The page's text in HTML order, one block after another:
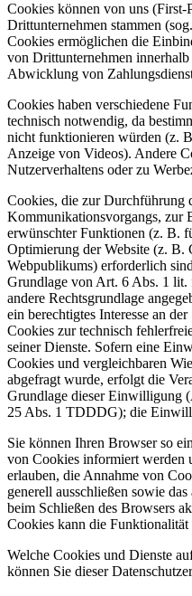
Cookies können von uns
Drittunternehmen stammen
Cookies ermöglichen die
von Drittunternehmen
Abwicklung von
Cookies haben verschiedene
technisch notwendig, da
nicht funktionieren würden (z.
Anzeige von Videos). Andere
Nutzerverhaltens oder zu
Cookies, die zur Durchführung
Kommunikationsvorgangs, zur
erwünschter Funktionen (z. B.
Optimierung der Website (z. B.
Webpublikums) erforderlich
Grundlage von Art. 6 Abs. 1
andere Rechtsgrundlage
ein berechtigtes Interesse an
Cookies zur technisch
seiner Dienste. Sofern eine
Cookies und vergleichbaren
abgefragt wurde, erfolgt die
Grundlage dieser Einwilligung
25 Abs. 1 TDDDG); die
Sie können Ihren Browser so
von Cookies informiert werden
erlauben, die Annahme von
generell ausschließen sowie
beim Schließen des Browsers
Cookies kann die Funktionalität
Welche Cookies und Dienste
können Sie dieser